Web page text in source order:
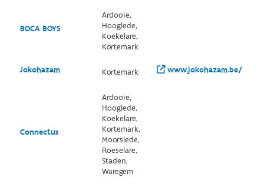
BOCA BOYS
Ardooie,
Hooglede,
Koekelare,
Kortemark
Jokohazam Kortemark www.jokohazam.be/
Connectus
Ardooie,
Hooglede,
Koekelare,
Kortemark,
Moorslede,
Roeselare,
Staden,
Waregem